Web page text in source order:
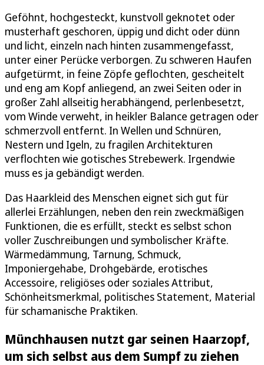
Geföhnt, hochgesteckt, kunstvoll geknotet oder
musterhaft geschoren, üppig und dicht oder dünn
und licht, einzeln nach hinten zusammengefasst,
unter einer Perücke verborgen. Zu schweren Haufen
aufgetürmt, in feine Zöpfe geflochten, gescheitelt
und eng am Kopf anliegend, an zwei Seiten oder in
großer Zahl allseitig herabhängend, perlenbesetzt,
vom Winde verweht, in heikler Balance getragen oder
schmerzvoll entfernt. In Wellen und Schnüren,
Nestern und Igeln, zu fragilen Architekturen
verflochten wie gotisches Strebewerk. Irgendwie
muss es ja gebändigt werden.
Das Haarkleid des Menschen eignet sich gut für
allerlei Erzählungen, neben den rein zweckmäßigen
Funktionen, die es erfüllt, steckt es selbst schon
voller Zuschreibungen und symbolischer Kräfte.
Wärmedämmung, Tarnung, Schmuck,
Imponiergehabe, Drohgebärde, erotisches
Accessoire, religiöses oder soziales Attribut,
Schönheitsmerkmal, politisches Statement, Material
für schamanische Praktiken.
Münchhausen nutzt gar seinen Haarzopf,
um sich selbst aus dem Sumpf zu ziehen